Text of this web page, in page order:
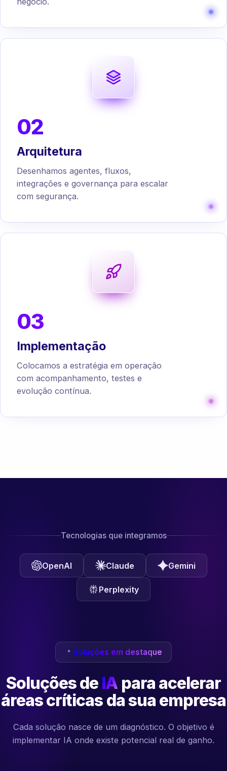
02
Arquitetura
Desenhamos agentes, fluxos,
integrações e governança para escalar
com segurança.
03
Implementação
Colocamos a estratégia em operação
com acompanhamento, testes e
evolução contínua.
Tecnologias que integramos
OpenAI Claude Gemini
Perplexity
Soluções em destaque
Soluções de IA para acelerar
áreas críticas da sua empresa
Cada solução nasce de um diagnóstico. O objetivo é
implementar IA onde existe potencial real de ganho.